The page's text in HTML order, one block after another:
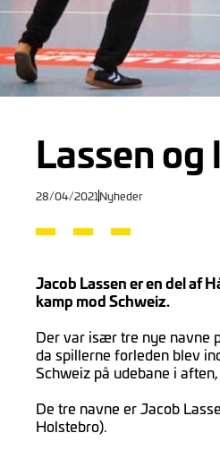
Lassen
28/04/2021Nyheder
Jacob Lassen er en del af
kamp mod Schweiz.
Der var især tre nye navne
da spillerne forleden blev
Schweiz på udebane i
De tre navne er Jacob
Holstebro).